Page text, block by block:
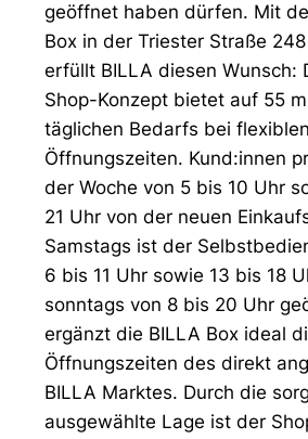
geöffnet haben dürfen. Mit
Box in der Triester Straße
erfüllt BILLA diesen Wunsch:
Shop-Konzept bietet auf 55 m
täglichen Bedarfs bei flexiblen
Öffnungszeiten. Kund:innen
der Woche von 5 bis 10 Uhr
21 Uhr von der neuen
Samstags ist der
6 bis 11 Uhr sowie 13 bis 18
sonntags von 8 bis 20 Uhr
ergänzt die BILLA Box ideal
Öffnungszeiten des direkt
BILLA Marktes. Durch die
ausgewählte Lage ist der